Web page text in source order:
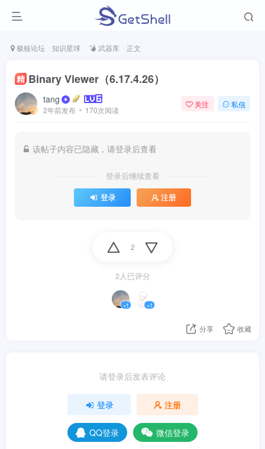
极核论坛 知识星球 💣 武器库 正文
精 Binary Viewer（6.17.4.26）
tang
2年前发布 170次阅读
关注 私信
该帖子内容已隐藏，请登录后查看
登录后继续查看
登录 注册
2
2人已评分
+1 +1
分享 收藏
请登录后发表评论
登录 注册
QQ登录 微信登录